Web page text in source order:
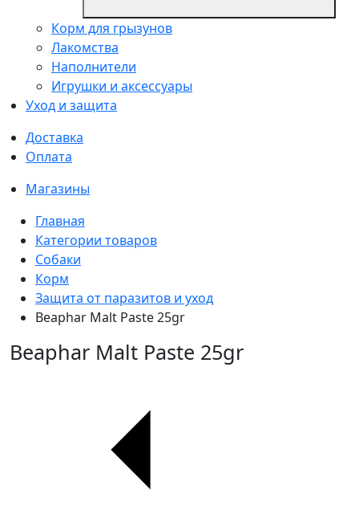
Корм для грызунов
Лакомства
Наполнители
Игрушки и аксессуары
Уход и защита
Доставка
Оплата
Магазины
Главная
Категории товаров
Собаки
Корм
Защита от паразитов и уход
Beaphar Malt Paste 25gr
Beaphar Malt Paste 25gr